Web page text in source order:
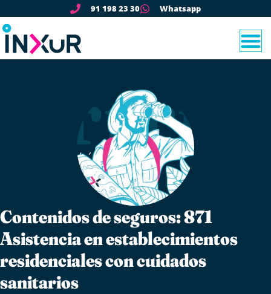
91 198 23 30 Whatsapp
Contenidos de seguros: 871
Asistencia en establecimientos
residenciales con cuidados
sanitarios